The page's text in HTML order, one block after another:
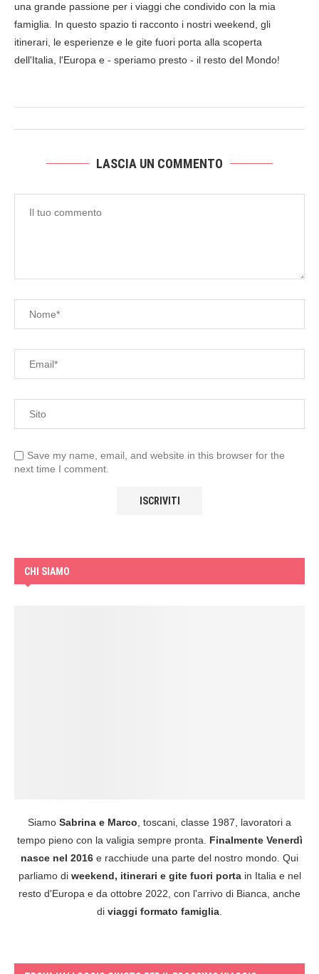
una grande passione per i viaggi che condivido con la mia
famiglia. In questo spazio ti racconto i nostri weekend, gli
itinerari, le esperienze e le gite fuori porta alla scoperta
dell'Italia, l'Europa e - speriamo presto - il resto del Mondo!
LASCIA UN COMMENTO
Save my name, email, and website in this browser for the
next time I comment.
CHI SIAMO
Siamo Sabrina e Marco, toscani, classe 1987, lavoratori a
tempo pieno con la valigia sempre pronta. Finalmente Venerdì
nasce nel 2016 e racchiude una parte del nostro mondo. Qui
parliamo di weekend, itinerari e gite fuori portain Italia e nel
resto d'Europa e da ottobre 2022, con l'arrivo di Bianca, anche
di viaggi formato famiglia.